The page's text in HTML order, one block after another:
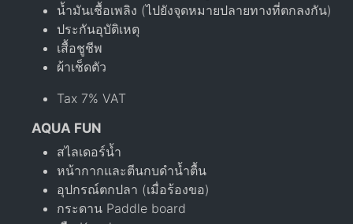
น้ำมันเชื้อเพลิง (ไปยังจุดหมายปลายทางที่ตกลงกัน)
ประกันอุบัติเหตุ
เสื้อชูชีพ
ผ้าเช็ดตัว
Tax 7% VAT
AQUA FUN
สไลเดอร์น้ำ
หน้ากากและตีนกบดำน้ำตื้น
อุปกรณ์ตกปลา (เมื่อร้องขอ)
กระดาน Paddle board